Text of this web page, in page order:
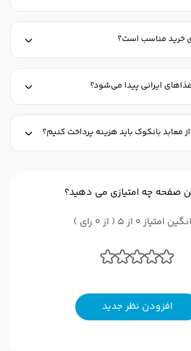
خرید مناسب است؟
ایرانی پیدا می‌شود؟
از معابد بانکوک باید هزینه پرداخت کنیم؟
صفحه چه امتیازی می دهید؟
امتیاز 0 از 5 ( از 0 رای )
افزودن نظر جدید